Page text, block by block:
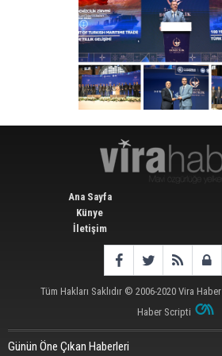
Ana Sayfa
Künye
İletişim
Tüm Hakları Saklıdır © 2006-2020 Vira Haber
Haber Scripti
Günün Öne Çıkan Haberleri